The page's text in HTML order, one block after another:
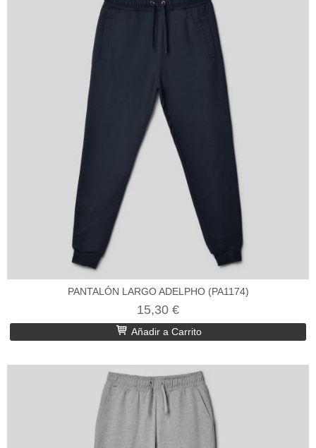
PANTALÓN LARGO ADELPHO (PA1174)
15,30 €
Añadir a Carrito